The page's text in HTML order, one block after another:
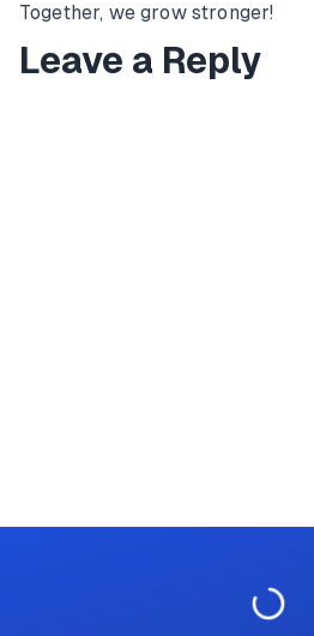
Together, we grow stronger!
Leave a Reply